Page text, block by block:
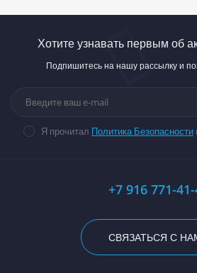
Хотите узнавать первым об
Подпишитесь на нашу рассылку и
Я прочитал Политика Безопасности
+7 916 771-41-
СВЯЗАТЬСЯ С